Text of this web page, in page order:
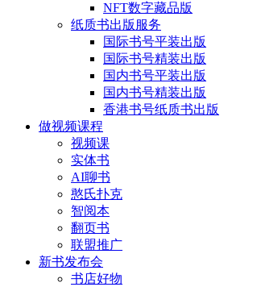
NFT数字藏品版
纸质书出版服务
国际书号平装出版
国际书号精装出版
国内书号平装出版
国内书号精装出版
香港书号纸质书出版
做视频课程
视频课
实体书
AI聊书
憨氏扑克
智阅本
翻页书
联盟推广
新书发布会
书店好物